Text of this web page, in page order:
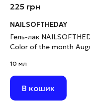
225 грн
NAILSOFTHEDAY
Гель-лак
Color of the month
поталлю та шимером,
мл
10 мл
В кошик